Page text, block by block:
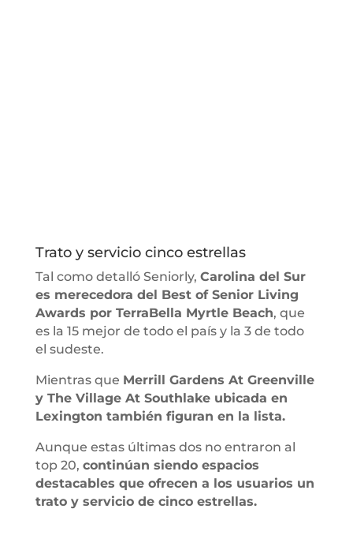
Trato y servicio cinco estrellas
Tal como detalló Seniorly, Carolina del Sur
es merecedora del Best of Senior Living
Awards por TerraBella Myrtle Beach, que
es la 15 mejor de todo el país y la 3 de todo
el sudeste.
Mientras que Merrill Gardens At Greenville
y The Village At Southlake ubicada en
Lexington también figuran en la lista.
Aunque estas últimas dos no entraron al
top 20, continúan siendo espacios
destacables que ofrecen a los usuarios un
trato y servicio de cinco estrellas.